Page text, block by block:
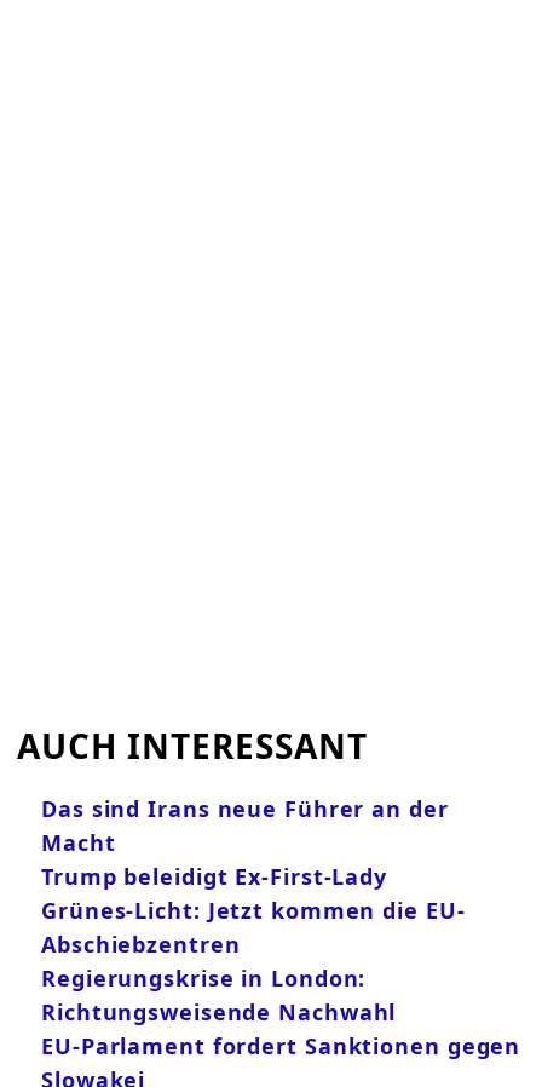
AUCH INTERESSANT
Das sind Irans neue Führer an der
Macht
Trump beleidigt Ex-First-Lady
Grünes-Licht: Jetzt kommen die EU-
Abschiebzentren
Regierungskrise in London:
Richtungsweisende Nachwahl
EU-Parlament fordert Sanktionen gegen
Slowakei